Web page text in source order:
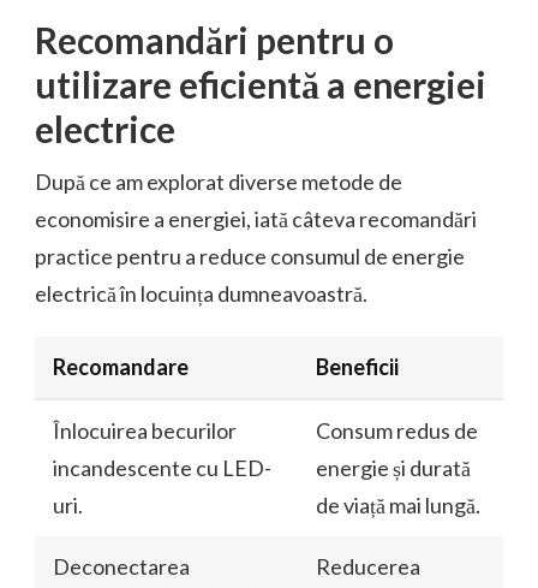
Recomandări pentru o
utilizare eficientă a energiei
electrice
După ce am explorat diverse metode de
economisire a energiei, iată câteva recomandări
practice pentru a reduce consumul de energie
electrică în locuința dumneavoastră.
Recomandare Beneficii
Înlocuirea becurilor
incandescente cu LED-
uri.
Consum redus de
energie și durată
de viață mai lungă.
Deconectarea
Reducerea